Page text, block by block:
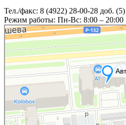
Тел./факс: 8 (4922) 28-00-28 доб. (5)
Режим работы: Пн-Вс: 8:00 – 20:00